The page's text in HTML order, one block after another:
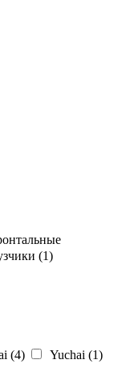
(1)
(4) Yuchai (1)